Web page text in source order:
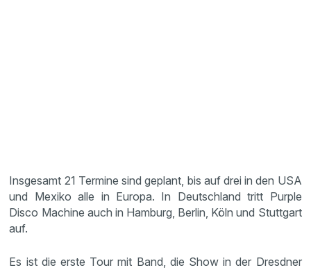
Insgesamt 21 Termine sind geplant, bis auf drei in den USA
und Mexiko alle in Europa. In Deutschland tritt Purple
Disco Machine auch in Hamburg, Berlin, Köln und Stuttgart
auf.
Es ist die erste Tour mit Band, die Show in der Dresdner